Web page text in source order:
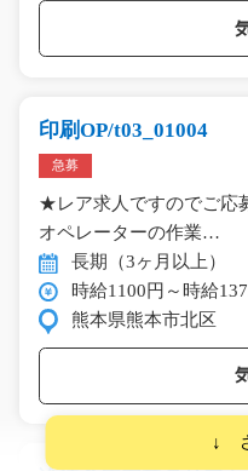
印刷OP/t03_01004
急募
★レア求人ですのでご応
オペレーターの作業…
長期（3ヶ月以上）
時給1100円～時給
熊本県熊本市北区